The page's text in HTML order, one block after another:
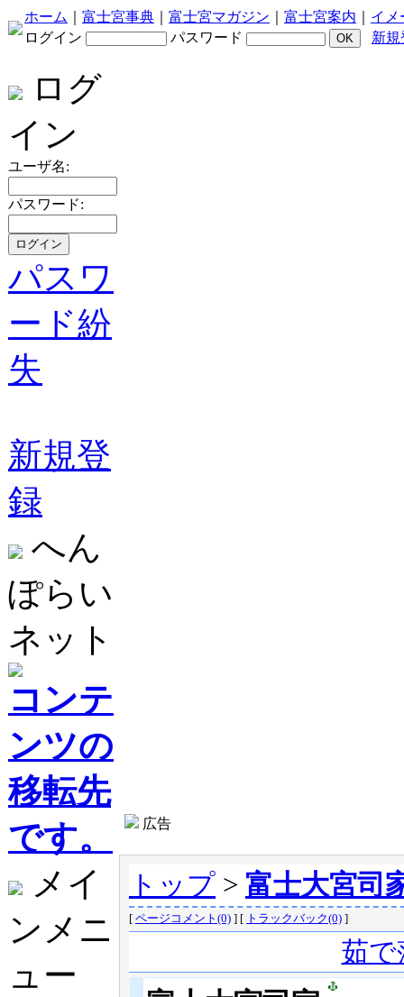
ホーム 富士宮事典 富士宮マガジン 富士宮案内
イメ
ログイン
パスワード 新規
ログ
イン
ユーザ名:
パスワード:
パスワ
ード紛
失
新規登
録
へん
ぽらい
ネット
コンテ
ンツの
移転先
です。
メイ
ンメニ
ュー
広告
トップ > 富士大宮司
[ ページコメント(0) ] [ トラックバック(0) ]
茹で